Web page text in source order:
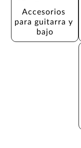
Accesorios
para guitarra y
bajo